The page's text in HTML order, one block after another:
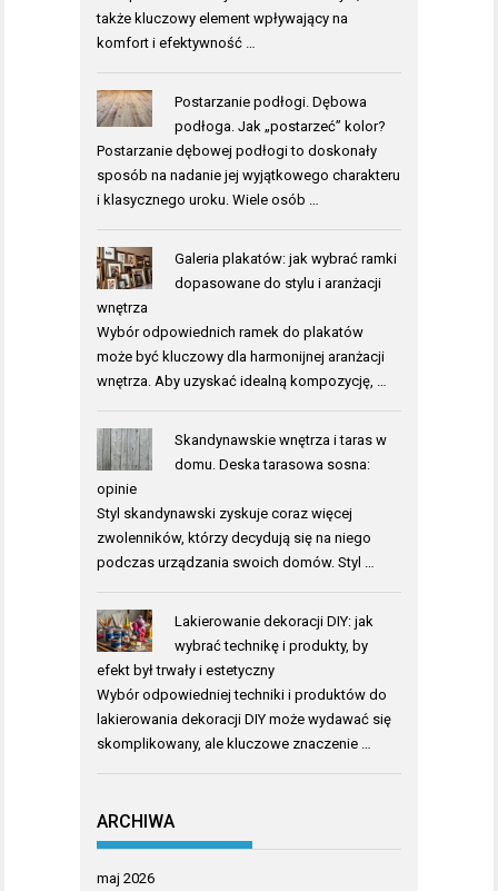
także kluczowy element wpływający na
komfort i efektywność …
Postarzanie podłogi. Dębowa
podłoga. Jak „postarzeć” kolor?
Postarzanie dębowej podłogi to doskonały
sposób na nadanie jej wyjątkowego charakteru
i klasycznego uroku. Wiele osób …
Galeria plakatów: jak wybrać ramki
dopasowane do stylu i aranżacji
wnętrza
Wybór odpowiednich ramek do plakatów
może być kluczowy dla harmonijnej aranżacji
wnętrza. Aby uzyskać idealną kompozycję, …
Skandynawskie wnętrza i taras w
domu. Deska tarasowa sosna:
opinie
Styl skandynawski zyskuje coraz więcej
zwolenników, którzy decydują się na niego
podczas urządzania swoich domów. Styl …
Lakierowanie dekoracji DIY: jak
wybrać technikę i produkty, by
efekt był trwały i estetyczny
Wybór odpowiedniej techniki i produktów do
lakierowania dekoracji DIY może wydawać się
skomplikowany, ale kluczowe znaczenie …
ARCHIWA
maj 2026